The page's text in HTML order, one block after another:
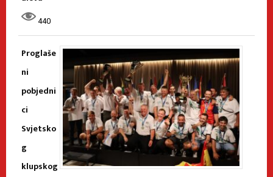
440
Proglaše
ni
pobjedni
ci
Svjetsko
g
klupskog